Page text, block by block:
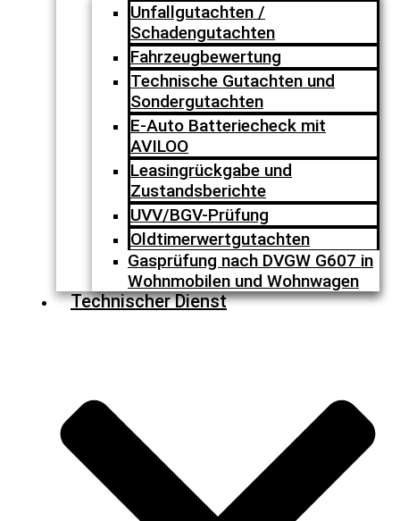
Unfallgutachten /
Schadengutachten
Fahrzeugbewertung
Technische Gutachten und
Sondergutachten
E-Auto Batteriecheck mit
AVILOO
Leasingrückgabe und
Zustandsberichte
UVV/BGV-Prüfung
Oldtimerwertgutachten
Gasprüfung nach DVGW G607 in
Wohnmobilen und Wohnwagen
Technischer Dienst